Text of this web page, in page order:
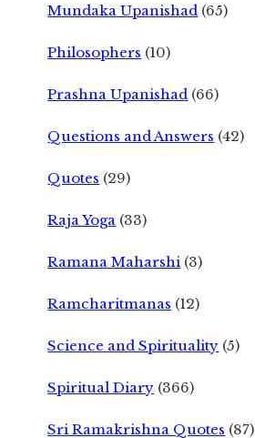
Mundaka Upanishad (65)
Philosophers (10)
Prashna Upanishad (66)
Questions and Answers (42)
Quotes (29)
Raja Yoga (33)
Ramana Maharshi (3)
Ramcharitmanas (12)
Science and Spirituality (5)
Spiritual Diary (366)
Sri Ramakrishna Quotes (87)